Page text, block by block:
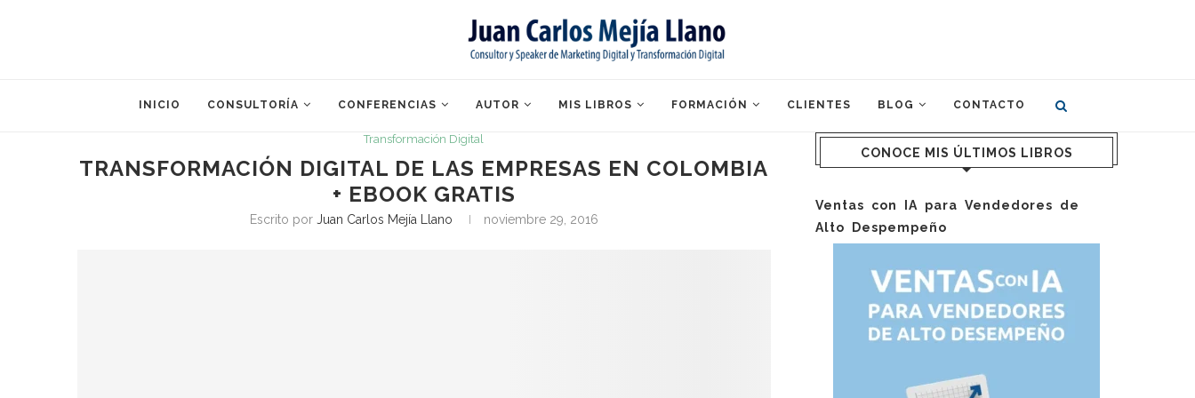
INICIO CONSULTORÍA CONFERENCIAS AUTOR MIS LIBROS FORMACIÓN CLIENTES BLOG CONTACTO
Transformación Digital
TRANSFORMACIÓN DIGITAL DE LAS EMPRESAS EN COLOMBIA
+ EBOOK GRATIS
Escrito por Juan Carlos Mejía Llano noviembre 29, 2016
CONOCE MIS ÚLTIMOS LIBROS
Ventas con IA para Vendedores de
Alto Despempeño